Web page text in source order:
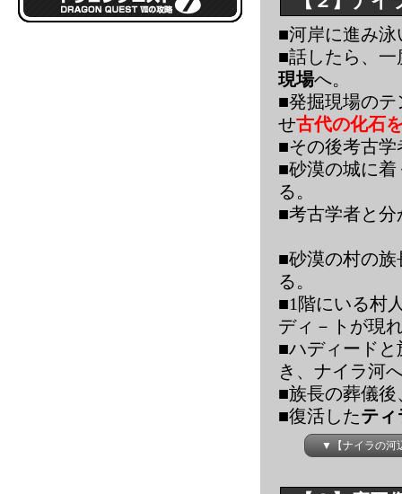
■河岸に進み
■話したら、
現場へ。
■発掘現場の
せ古代の化石
■その後考古学
■砂漠の城に
る。
■考古学者と分
■砂漠の村の
る。
■1階にいる村
ディ－トが現
■ハディード
き、ナイラ河
■族長の葬儀
■復活したティ
▼【ナイラの河